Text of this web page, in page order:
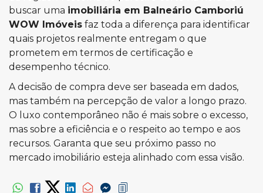
buscar uma imobiliária em Balneário Camboriú
WOW Imóveis faz toda a diferença para identificar
quais projetos realmente entregam o que
prometem em termos de certificação e
desempenho técnico.
A decisão de compra deve ser baseada em dados,
mas também na percepção de valor a longo prazo.
O luxo contemporâneo não é mais sobre o excesso,
mas sobre a eficiência e o respeito ao tempo e aos
recursos. Garanta que seu próximo passo no
mercado imobiliário esteja alinhado com essa visão.